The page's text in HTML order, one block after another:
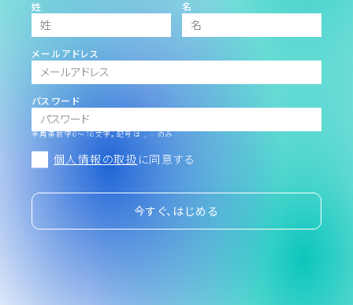
姓 名
メールアドレス
パスワード
半角英数字6～16文字。記号は _ - のみ
個人情報の取扱 に同意する
今すぐ、はじめる